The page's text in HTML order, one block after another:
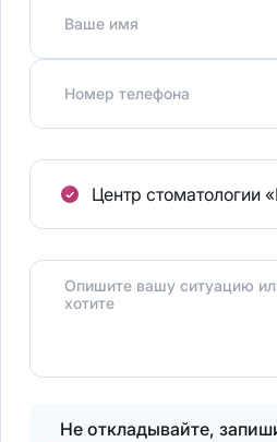
Ваше имя
Номер телефона
Центр
Опишите вашу ситуацию
хотите
Не откладывайте,